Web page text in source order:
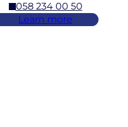
058 234 00 50
Learn more